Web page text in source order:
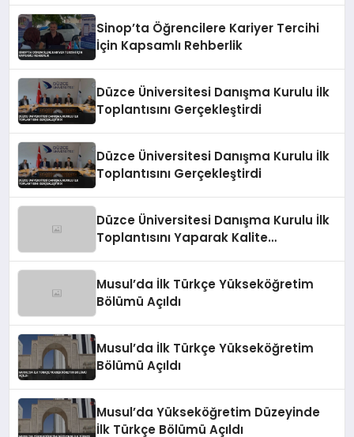
Sinop’ta Öğrencilere Kariyer Tercihi
İçin Kapsamlı Rehberlik
Düzce Üniversitesi Danışma Kurulu İlk
Toplantısını Gerçekleştirdi
Düzce Üniversitesi Danışma Kurulu İlk
Toplantısını Gerçekleştirdi
Düzce Üniversitesi Danışma Kurulu İlk
Toplantısını Yaparak Kalite
Musul’da İlk Türkçe Yükseköğretim
Bölümü Açıldı
Musul’da İlk Türkçe Yükseköğretim
Bölümü Açıldı
Musul’da Yükseköğretim Düzeyinde
İlk Türkçe Bölümü Açıldı